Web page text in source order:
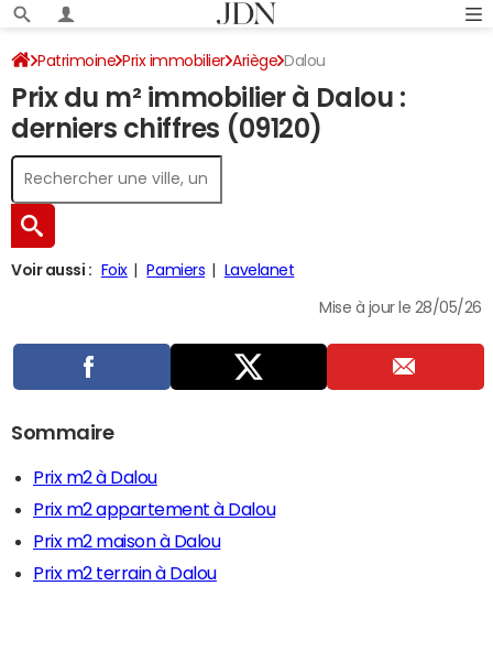
Patrimoine Prix immobilier Ariège Dalou
Prix du m² immobilier à Dalou :
derniers chiffres (09120)
Voir aussi : Foix Pamiers Lavelanet
Mise à jour le 28/05/26
Sommaire
Prix m2 à Dalou
Prix m2 appartement à Dalou
Prix m2 maison à Dalou
Prix m2 terrain à Dalou